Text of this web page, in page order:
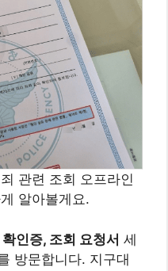
관련 조회 오프라인
알아볼게요.
인증, 조회 요청서 세
방문합니다. 지구대